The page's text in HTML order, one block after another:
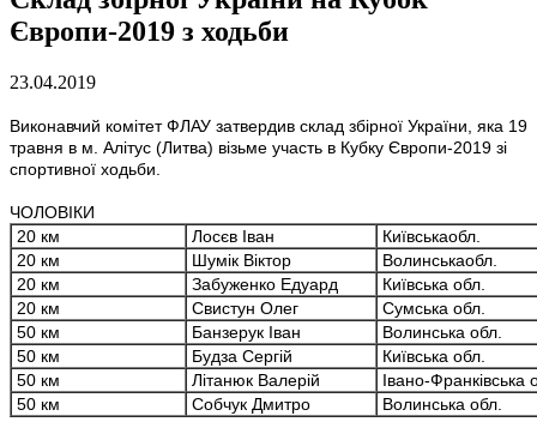
Європи-2019 з ходьби
23.04.2019
Виконавчий комітет ФЛАУ затвердив склад збірної України, яка 19
травня в м. Алітус (Литва) візьме участь в Кубку Європи-2019 зі
спортивної ходьби.
ЧОЛОВІКИ
20 км
Лосєв Іван
Київськаобл.
20 км
Шумік Віктор
Волинськаобл.
20 км
Забуженко Едуард
Київська обл.
20 км
Свистун Олег
Сумська обл.
50 км
Банзерук Іван
Волинська обл.
50 км
Будза Сергій
Київська обл.
50 км
Літанюк Валерій
Івано-Франківська
50 км
Собчук Дмитро Волинська обл.